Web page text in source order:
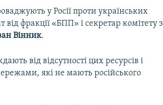
у Росії проти українських
фракції «БПП» і секретар комітету з
Вінник.
від відсутності цих ресурсів і
які не мають російського